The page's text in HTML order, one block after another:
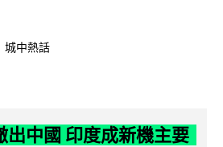
城中熱話
出中國 印度成新機主要